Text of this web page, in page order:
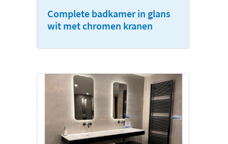
Complete badkamer in glans
wit met chromen kranen